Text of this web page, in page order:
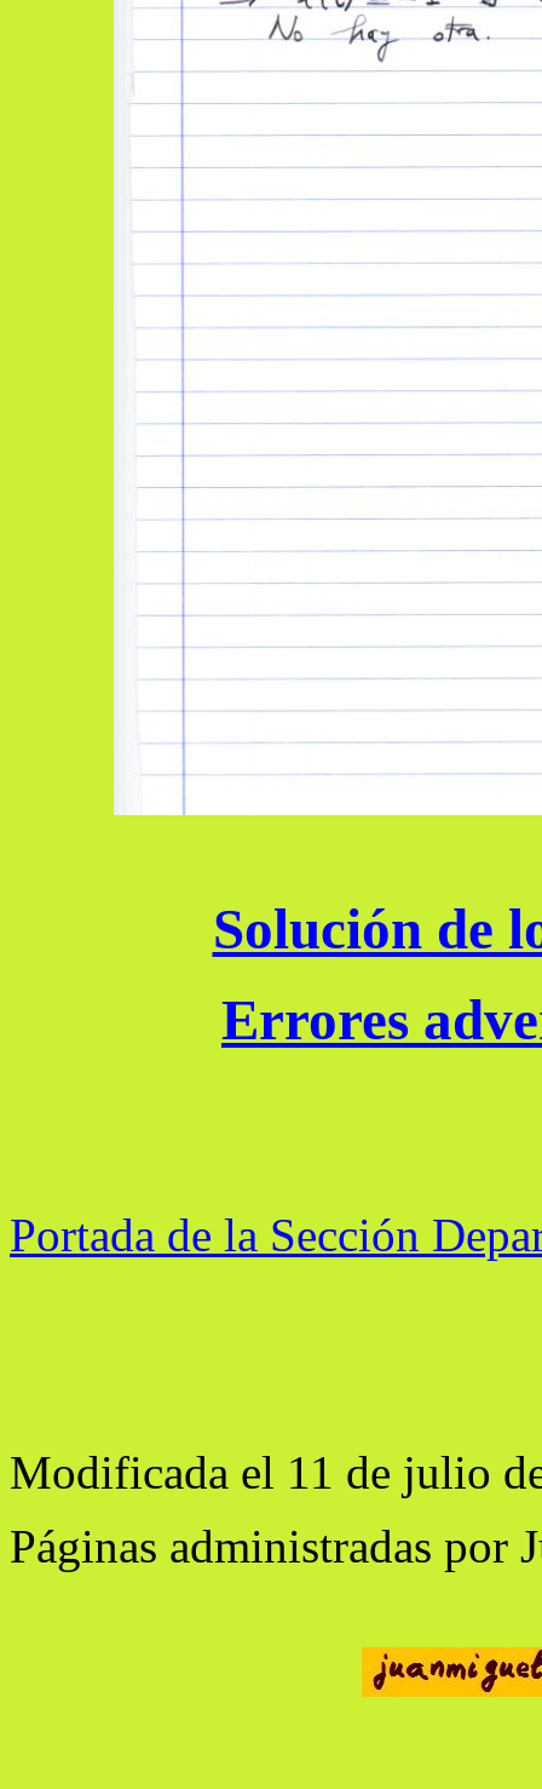
Solución de
Errores
Portada de la Sección
Modificada el 11 de julio
Páginas administradas por